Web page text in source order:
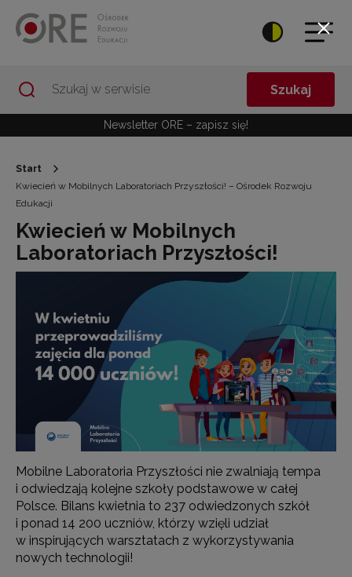
Szukaj
Newsletter ORE – zapisz się!
Start
Kwiecień w Mobilnych Laboratoriach Przyszłości! – Ośrodek Rozwoju
Edukacji
Kwiecień w Mobilnych
Laboratoriach Przyszłości!
Mobilne Laboratoria Przyszłości nie zwalniają tempa
i odwiedzają kolejne szkoły podstawowe w całej
Polsce. Bilans kwietnia to 237 odwiedzonych szkół
i ponad 14 200 uczniów, którzy wzięli udział
w inspirujących warsztatach z wykorzystywania
nowych technologii!